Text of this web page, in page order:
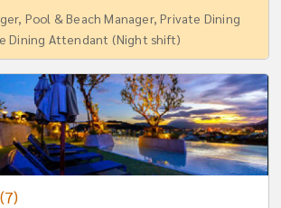
Pool & Beach Manager, Private Dining
Dining Attendant (Night shift)
(7)